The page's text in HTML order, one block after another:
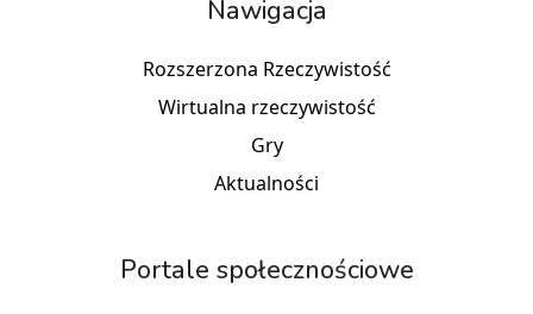
Nawigacja
Rozszerzona Rzeczywistość
Wirtualna rzeczywistość
Gry
Aktualności
Portale społecznościowe